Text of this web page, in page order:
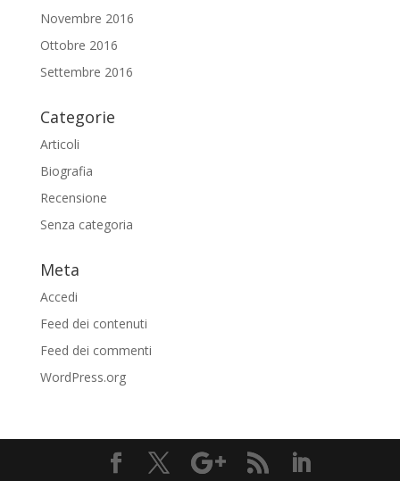
Novembre 2016
Ottobre 2016
Settembre 2016
Categorie
Articoli
Biografia
Recensione
Senza categoria
Meta
Accedi
Feed dei contenuti
Feed dei commenti
WordPress.org